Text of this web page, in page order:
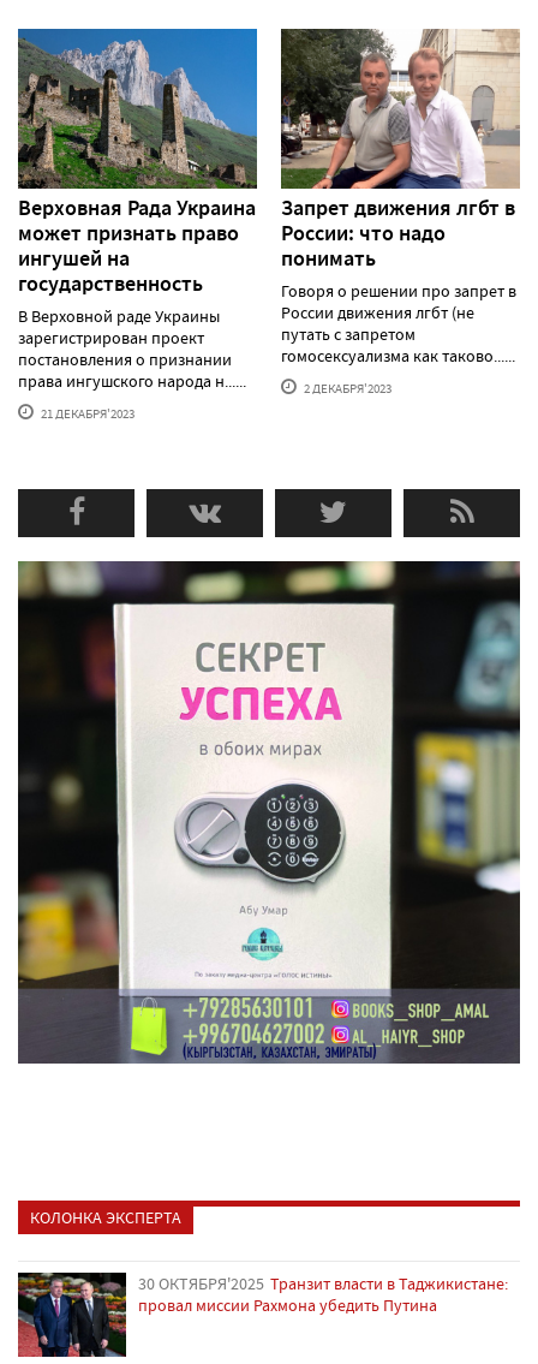
Верховная Рада Украина
может признать право
ингушей на
государственность
В Верховной раде Украины
зарегистрирован проект
постановления о признании
права ингушского народа н......
21 ДЕКАБРЯ'2023
Запрет движения лгбт в
России: что надо
понимать
Говоря о решении про запрет в
России движения лгбт (не
путать с запретом
гомосексуализма как таково......
2 ДЕКАБРЯ'2023
КОЛОНКА ЭКСПЕРТА
30 ОКТЯБРЯ'2025 Транзит власти в Таджикистане:
провал миссии Рахмона убедить Путина